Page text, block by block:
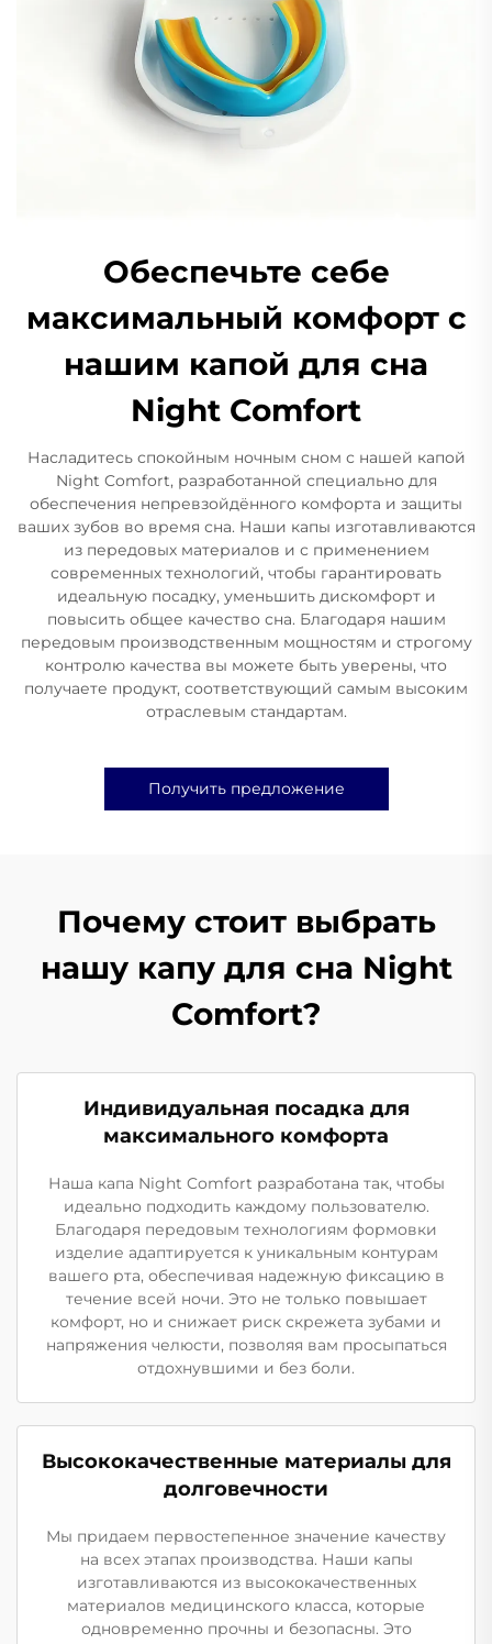
Обеспечьте себе
максимальный комфорт с
нашим капой для сна
Night Comfort
Насладитесь спокойным ночным сном с нашей капой
Night Comfort, разработанной специально для
обеспечения непревзойдённого комфорта и защиты
ваших зубов во время сна. Наши капы изготавливаются
из передовых материалов и с применением
современных технологий, чтобы гарантировать
идеальную посадку, уменьшить дискомфорт и
повысить общее качество сна. Благодаря нашим
передовым производственным мощностям и строгому
контролю качества вы можете быть уверены, что
получаете продукт, соответствующий самым высоким
отраслевым стандартам.
Получить предложение
Почему стоит выбрать
нашу капу для сна Night
Comfort?
Индивидуальная посадка для
максимального комфорта
Наша капа Night Comfort разработана так, чтобы
идеально подходить каждому пользователю.
Благодаря передовым технологиям формовки
изделие адаптируется к уникальным контурам
вашего рта, обеспечивая надежную фиксацию в
течение всей ночи. Это не только повышает
комфорт, но и снижает риск скрежета зубами и
напряжения челюсти, позволяя вам просыпаться
отдохнувшими и без боли.
Высококачественные материалы для
долговечности
Мы придаем первостепенное значение качеству
на всех этапах производства. Наши капы
изготавливаются из высококачественных
материалов медицинского класса, которые
одновременно прочны и безопасны. Это